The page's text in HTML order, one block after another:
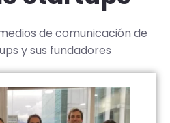
de comunicación de
y sus fundadores